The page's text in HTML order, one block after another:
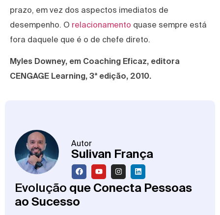
prazo, em vez dos aspectos imediatos de
desempenho. O relacionamento quase sempre está
fora daquele que é o de chefe direto.
Myles Downey, em Coaching Eficaz, editora
CENGAGE Learning, 3ª edição, 2010.
Autor
Sulivan França
Evolução que Conecta Pessoas
ao Sucesso